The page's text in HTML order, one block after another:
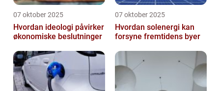
07 oktober 2025
Hvordan ideologi påvirker
økonomiske beslutninger
07 oktober 2025
Hvordan solenergi kan
forsyne fremtidens byer